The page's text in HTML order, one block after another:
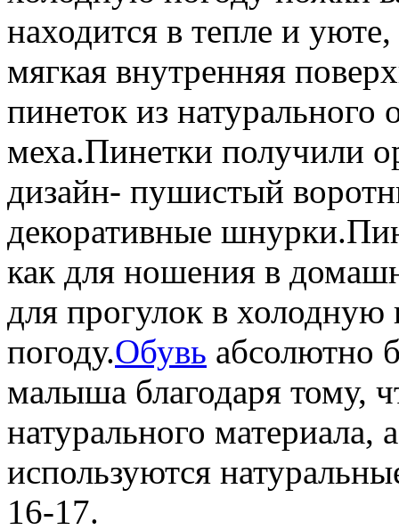
находится в тепле и
мягкая внутренняя
пинеток из натурального
меха.Пинетки получили
дизайн- пушистый
декоративные
как для ношения в
для прогулок в
погоду.Обувь абсолютно
малыша благодаря тому,
натурального материала,
используются
16-17.